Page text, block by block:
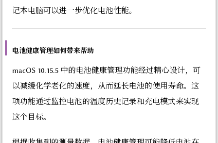
记本电脑可以进一步优化电池性能。
电池健康管理如何带来帮助
macOS 10.15.5 中的电池健康管理功能经过精心设计，可
以减缓化学老化的速度，从而延长电池的使用寿命。这
项功能通过监控电池的温度历史记录和充电模式来实现
这个目标。